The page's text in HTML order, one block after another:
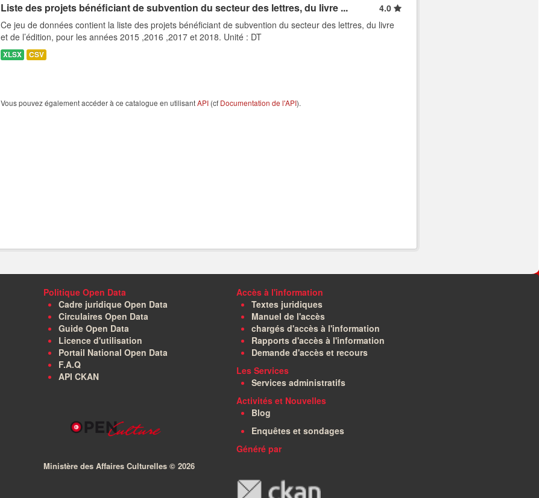
Liste des projets bénéficiant de subvention du secteur des lettres, du livre ...
4.0
Ce jeu de données contient la liste des projets bénéficiant de subvention du secteur des lettres, du livre
et de l’édition, pour les années 2015 ,2016 ,2017 et 2018. Unité : DT
XLSX CSV
Vous pouvez également accéder à ce catalogue en utilisantAPI (cf Documentation de l'API).
Politique Open Data
Cadre juridique Open Data
Circulaires Open Data
Guide Open Data
Licence d'utilisation
Portail National Open Data
F.A.Q
API CKAN
Ministère des Affaires Culturelles © 2026
Accès à l'information
Textes juridiques
Manuel de l'accès
chargés d'accès à l'information
Rapports d'accès à l'information
Demande d'accès et recours
Les Services
Services administratifs
Activités et Nouvelles
Blog
Enquêtes et sondages
Généré par